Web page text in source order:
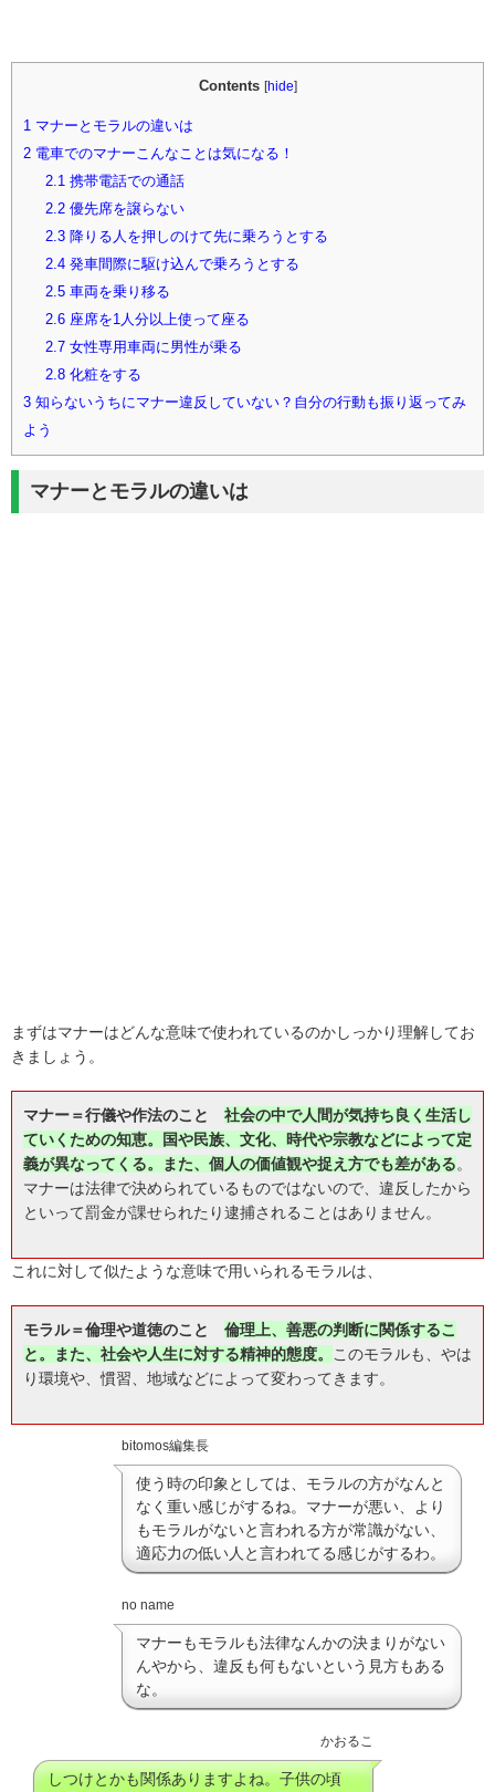
Contents [hide]
1 マナーとモラルの違いは
2 電車でのマナーこんなことは気になる！
2.1携帯電話での通話
2.2優先席を譲らない
2.3降りる人を押しのけて先に乗ろうとする
2.4発車間際に駆け込んで乗ろうとする
2.5車両を乗り移る
2.6座席を1人分以上使って座る
2.7女性専用車両に男性が乗る
2.8化粧をする
3 知らないうちにマナー違反していない？自分の行動も振り返ってみ
よう
マナーとモラルの違いは
まずはマナーはどんな意味で使われているのかしっかり理解してお
きましょう。
マナー＝行儀や作法のこと
社会の中で人間が気持ち良く生活し
ていくための知恵。国や民族、文化、時代や宗教などによって定
義が異なってくる。また、個人の価値観や捉え方でも差がある。
マナーは法律で決められているものではないので、違反したから
といって罰金が課せられたり逮捕されることはありません。
これに対して似たような意味で用いられるモラルは、
モラル＝倫理や道徳のこと 倫理上、善悪の判断に関係するこ
と。また、社会や人生に対する精神的態度。
このモラルも、やは
り環境や、慣習、地域などによって変わってきます。
bitomos編集長
使う時の印象としては、モラルの方がなんと
なく重い感じがするね。マナーが悪い、より
もモラルがないと言われる方が常識がない、
適応力の低い人と言われてる感じがするわ。
no name
マナーもモラルも法律なんかの決まりがない
んやから、違反も何もないという見方もある
な。
かおるこ
しつけとかも関係ありますよね。子供の頃